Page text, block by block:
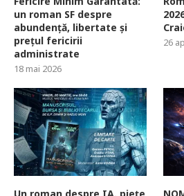
un roman SF despre
abundență, libertate și
prețul fericirii
administrate
18 mai 2026
26